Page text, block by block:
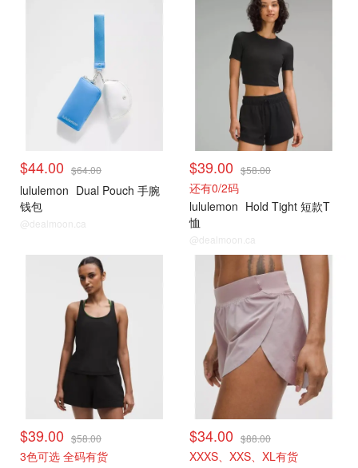
$44.00 $64.00
lululemon Dual Pouch 手腕
钱包
@dealmoon.ca
$39.00 $58.00
还有0/2码
lululemon Hold Tight 短款T
恤
@dealmoon.ca
$39.00 $58.00
3色可选 全码有货
打折上新
$34.00 $88.00
XXXS、XXS、XL有货